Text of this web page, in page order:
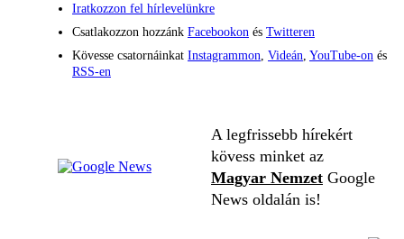
Iratkozzon fel hírlevelünkre
Csatlakozzon hozzánk Facebookon és Twitteren
Kövesse csatornáinkat Instagrammon Videán YouTube-on és
RSS-en
A legfrissebb hírekért
kövess minket az
Magyar Nemzet Google
News oldalán is!